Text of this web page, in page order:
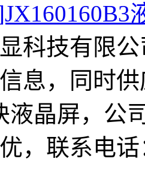
科技有限
息，同时
液晶屏，公
，联系电话